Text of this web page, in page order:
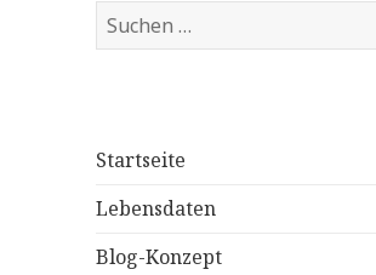
Suchen
nach:
Startseite
Lebensdaten
Blog-Konzept